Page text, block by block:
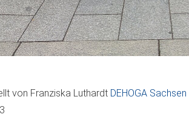
von Franziska Luthardt DEHOGA Sachsen